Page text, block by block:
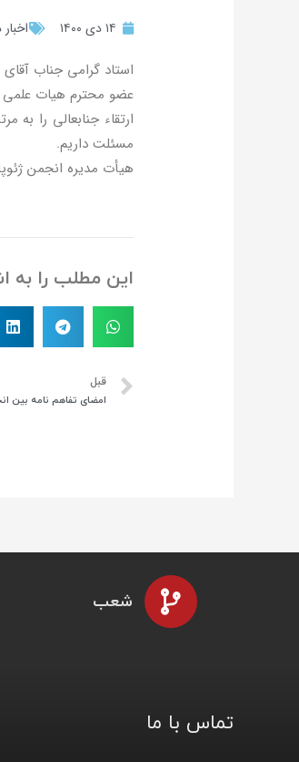
۱۴ دی ۱۴۰۰
استاد گرامی جناب آقای
عضو محترم هیات علمی
ارتقاء جنابعالی را
مسئلت داریم.
هیأت مدیره انجمن
این مطلب را به
قبل
شعب
تماس با ما